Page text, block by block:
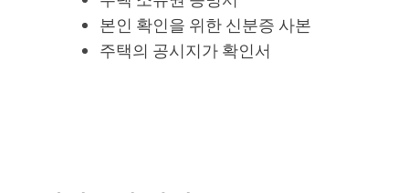
본인 확인을 위한 신분증 사본
주택의 공시지가 확인서